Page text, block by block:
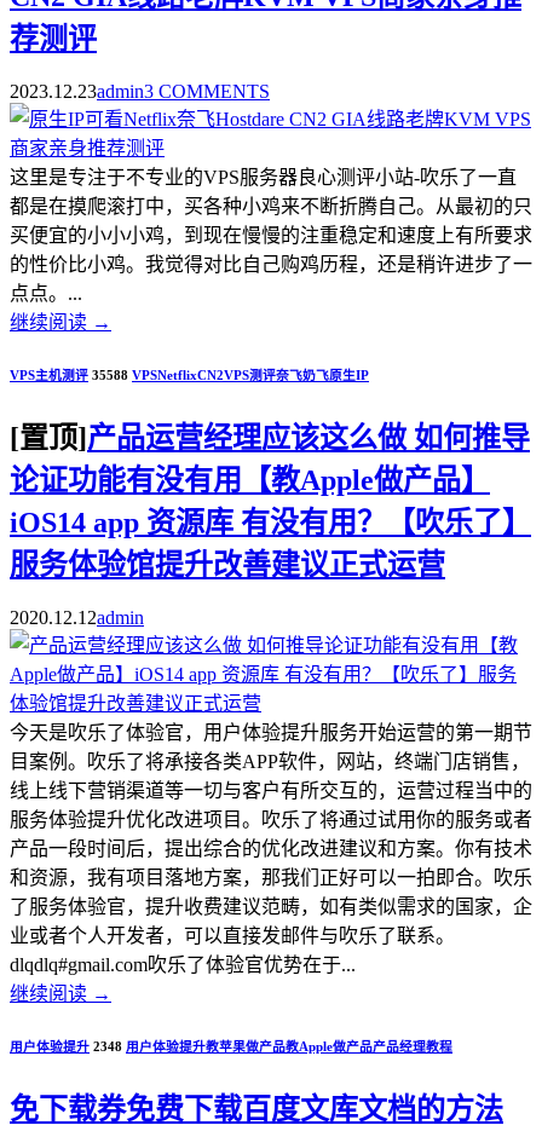
荐测评
2023.12.23admin3 COMMENTS
这里是专注于不专业的VPS服务器良心测评小站-吹乐了一直
都是在摸爬滚打中，买各种小鸡来不断折腾自己。从最初的只
买便宜的小小小鸡，到现在慢慢的注重稳定和速度上有所要求
的性价比小鸡。我觉得对比自己购鸡历程，还是稍许进步了一
点点。...
继续阅读 →
VPS主机测评 35588 VPSNetflixCN2VPS测评奈飞奶飞原生IP
[置顶]产品运营经理应该这么做 如何推导
论证功能有没有用【教Apple做产品】
iOS14 app 资源库 有没有用？【吹乐了】
服务体验馆提升改善建议正式运营
2020.12.12admin
今天是吹乐了体验官，用户体验提升服务开始运营的第一期节
目案例。吹乐了将承接各类APP软件，网站，终端门店销售，
线上线下营销渠道等一切与客户有所交互的，运营过程当中的
服务体验提升优化改进项目。吹乐了将通过试用你的服务或者
产品一段时间后，提出综合的优化改进建议和方案。你有技术
和资源，我有项目落地方案，那我们正好可以一拍即合。吹乐
了服务体验官，提升收费建议范畴，如有类似需求的国家，企
业或者个人开发者，可以直接发邮件与吹乐了联系。
dlqdlq#gmail.com吹乐了体验官优势在于...
继续阅读 →
用户体验提升 2348 用户体验提升教苹果做产品教Apple做产品产品经理教程
免下载券免费下载百度文库文档的方法